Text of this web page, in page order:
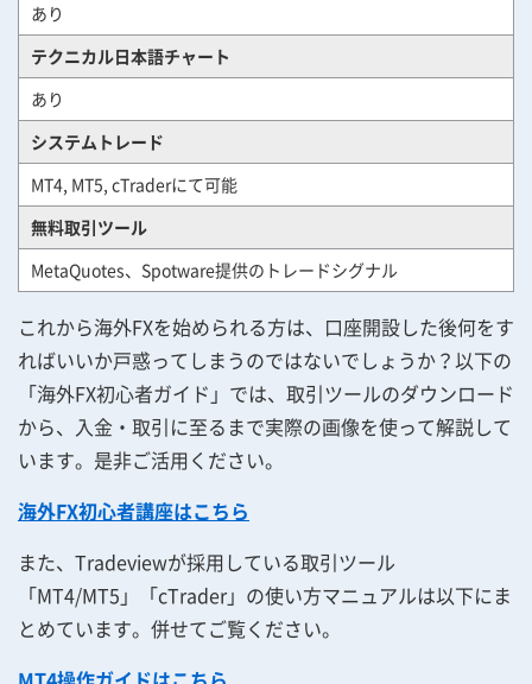
あり
テクニカル日本語チャート
あり
システムトレード
MT4, MT5, cTraderにて可能
無料取引ツール
MetaQuotes、Spotware提供のトレードシグナル
これから海外FXを始められる方は、口座開設した後何をす
ればいいか戸惑ってしまうのではないでしょうか？以下の
「海外FX初心者ガイド」では、取引ツールのダウンロード
から、入金・取引に至るまで実際の画像を使って解説して
います。是非ご活用ください。
海外FX初心者講座はこちら
また、Tradeviewが採用している取引ツール
「MT4/MT5」「cTrader」の使い方マニュアルは以下にま
とめています。併せてご覧ください。